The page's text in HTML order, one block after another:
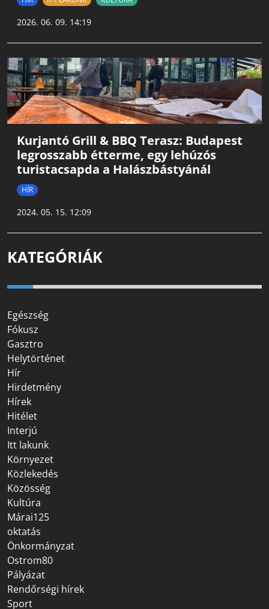
2026. 06. 09. 14:19
Kurjantó Grill & BBQ Terasz: Budapest
legrosszabb étterme, egy lehúzós
turistacsapda a Halászbástyánál
HÍR
2024. 05. 15. 12:09
KATEGÓRIÁK
Egészség
Fókusz
Gasztro
Helytörténet
Hír
Hirdetmény
Hírek
Hitélet
Interjú
Itt lakunk
Környezet
Közlekedés
Közösség
Kultúra
Márai125
oktatás
Önkormányzat
Ostrom80
Pályázat
Rendőrségi hírek
Sport